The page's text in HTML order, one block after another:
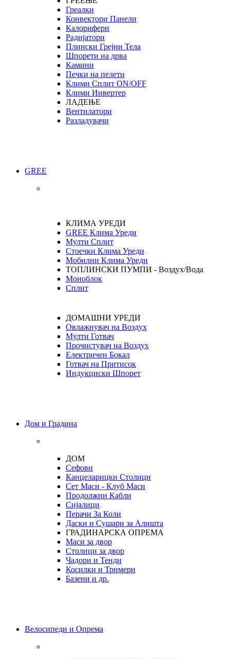
Греалки
Конвектори Панели
Калорифери
Радијатори
Плински Грејни Тела
Шпорети на дрва
Камини
Печки на пелети
Клими Сплит ON/OFF
Клими Инвертер
ЛАДЕЊЕ
Вентилатори
Разладувачи
GREE
КЛИМА УРЕДИ
GREE Клима Уреди
Мулти Сплит
Стоечки Клима Уреди
Мобилни Клима Уреди
ТОПЛИНСКИ ПУМПИ - Воздух/Вода
Моноблок
Сплит
ДОМАШНИ УРЕДИ
Овлажнувач на Воздух
Мулти Готвач
Прочистувач на Воздух
Електричен Бокал
Готвач на Притисок
Индукциски Шпорет
Дом и Градина
ДОМ
Сефови
Канцеларицки Столици
Сет Маси - Клуб Маси
Продолжни Кабли
Сијалици
Перачи За Коли
Даски и Сушари за Алишта
ГРАДИНАРСКА ОПРЕМА
Маси за двор
Столици за двор
Чадори и Тенди
Косилки и Тримери
Базени и др.
Велосипеди и Опрема